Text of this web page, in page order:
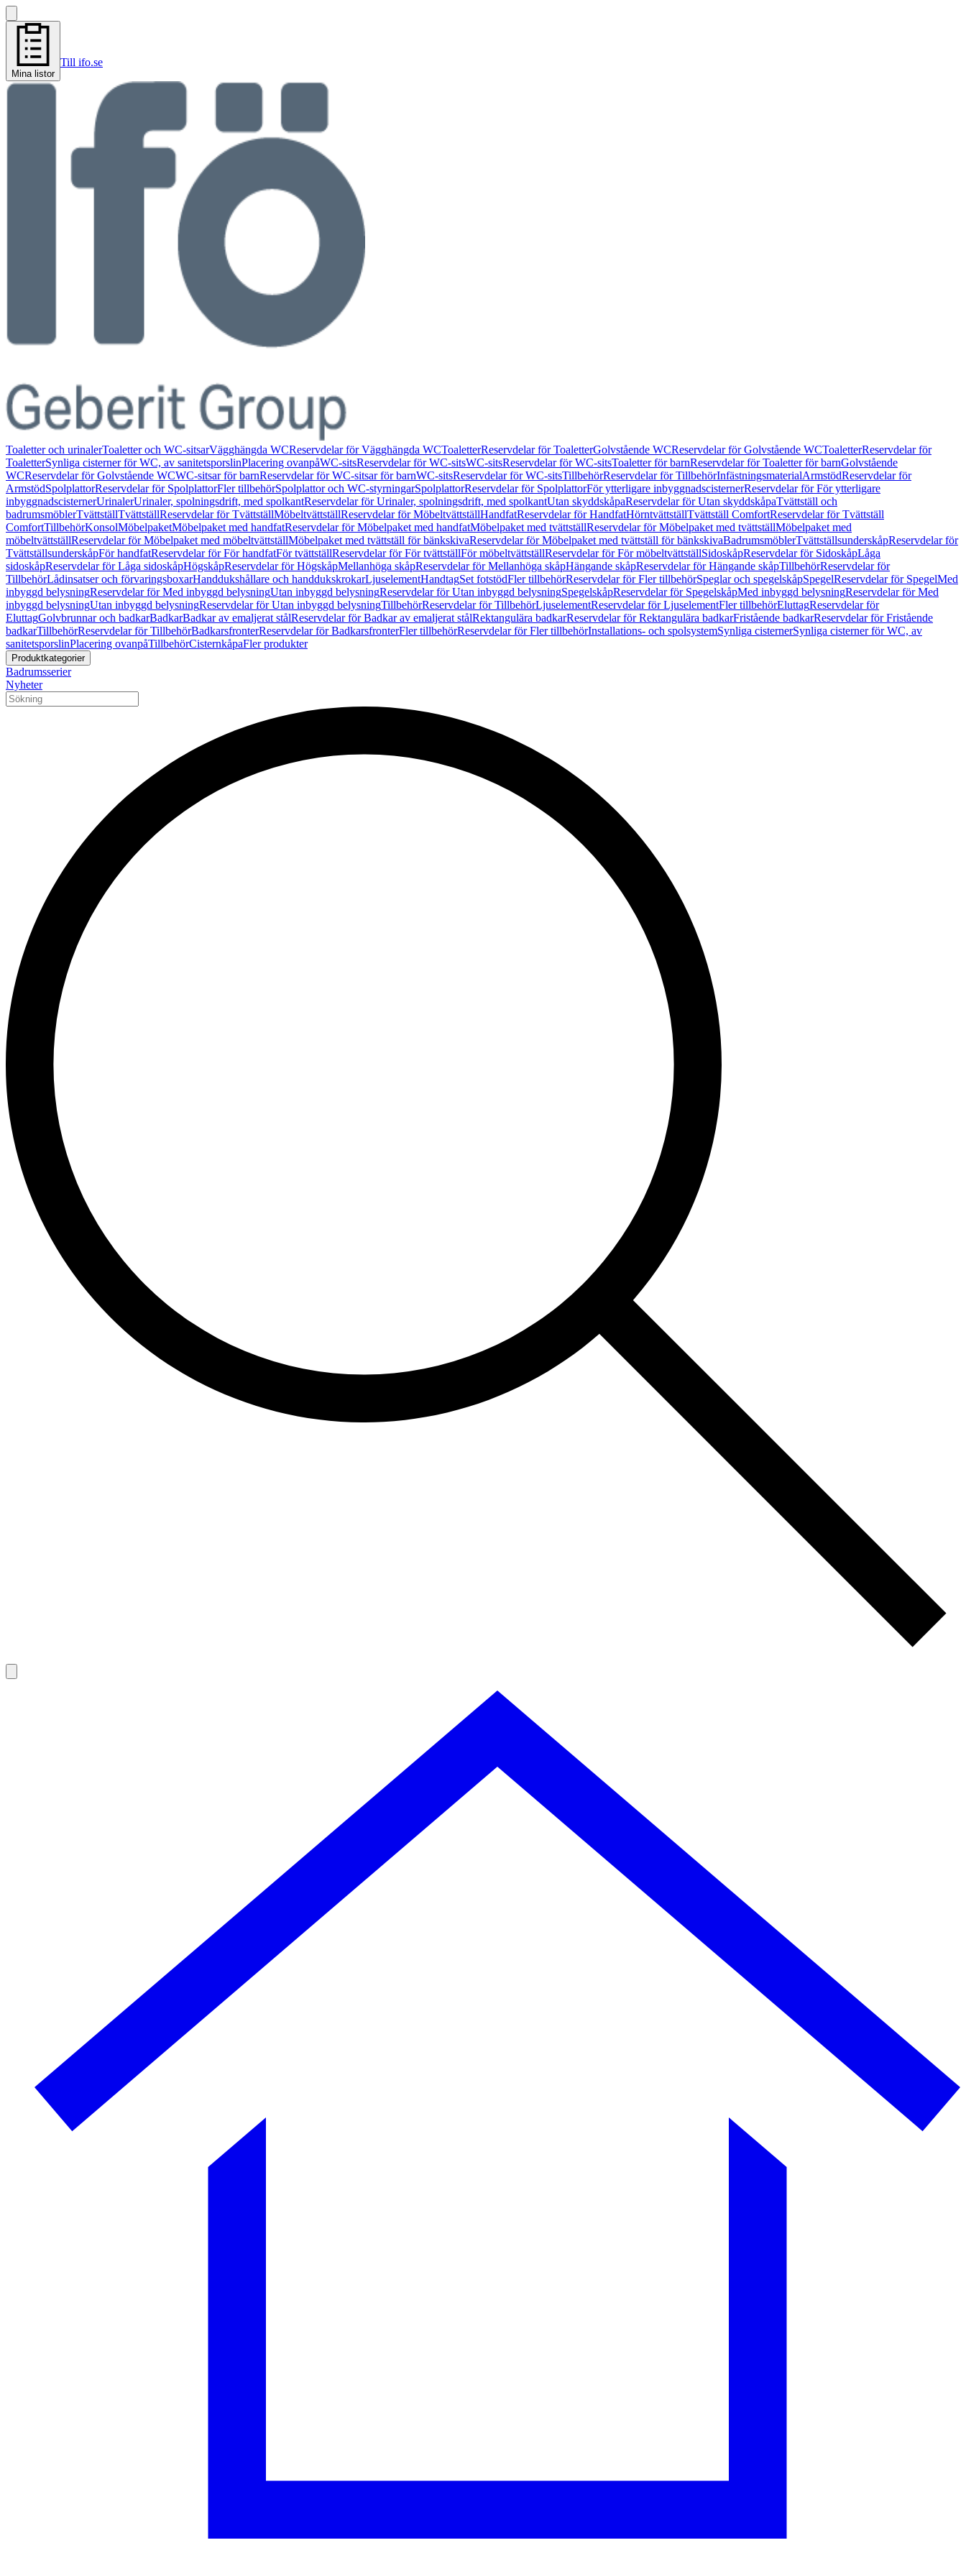
Mina listor
Till ifo.se
Toaletter och urinalerToaletter och WC-sitsarVägghängda WCReservdelar för Vägghängda WCToaletterReservdelar för ToaletterGolvstående WCReservdelar för Golvstående WCToaletterReservdelar för
ToaletterSynliga cisterner för WC, av sanitetsporslinPlacering ovanpåWC-sitsReservdelar för WC-sitsWC-sitsReservdelar för WC-sitsToaletter för barnReservdelar för Toaletter för barnGolvstående
WCReservdelar för Golvstående WCWC-sitsar för barnReservdelar för WC-sitsar för barnWC-sitsReservdelar för WC-sitsTillbehörReservdelar för TillbehörInfästningsmaterialArmstödReservdelar för
ArmstödSpolplattorReservdelar för SpolplattorFler tillbehörSpolplattor och WC-styrningarSpolplattorReservdelar för SpolplattorFör ytterligare inbyggnadscisternerReservdelar för För ytterligare
inbyggnadscisternerUrinalerUrinaler, spolningsdrift, med spolkantReservdelar för Urinaler, spolningsdrift, med spolkantUtan skyddskåpaReservdelar för Utan skyddskåpaTvättställ och
badrumsmöblerTvättställTvättställReservdelar för TvättställMöbeltvättställReservdelar för MöbeltvättställHandfatReservdelar för HandfatHörntvättställTvättställ ComfortReservdelar för Tvättställ
ComfortTillbehörKonsolMöbelpaketMöbelpaket med handfatReservdelar för Möbelpaket med handfatMöbelpaket med tvättställReservdelar för Möbelpaket med tvättställMöbelpaket med
möbeltvättställReservdelar för Möbelpaket med möbeltvättställMöbelpaket med tvättställ för bänkskivaReservdelar för Möbelpaket med tvättställ för bänkskivaBadrumsmöblerTvättställsunderskåpReservdelar för
TvättställsunderskåpFör handfatReservdelar för För handfatFör tvättställReservdelar för För tvättställFör möbeltvättställReservdelar för För möbeltvättställSidoskåpReservdelar för SidoskåpLåga
sidoskåpReservdelar för Låga sidoskåpHögskåpReservdelar för HögskåpMellanhöga skåpReservdelar för Mellanhöga skåpHängande skåpReservdelar för Hängande skåpTillbehörReservdelar för
TillbehörLådinsatser och förvaringsboxarHanddukshållare och handdukskrokarLjuselementHandtagSet fotstödFler tillbehörReservdelar för Fler tillbehörSpeglar och spegelskåpSpegelReservdelar för SpegelMed
inbyggd belysningReservdelar för Med inbyggd belysningUtan inbyggd belysningReservdelar för Utan inbyggd belysningSpegelskåpReservdelar för SpegelskåpMed inbyggd belysningReservdelar för Med
inbyggd belysningUtan inbyggd belysningReservdelar för Utan inbyggd belysningTillbehörReservdelar för TillbehörLjuselementReservdelar för LjuselementFler tillbehörEluttagReservdelar för
EluttagGolvbrunnar och badkarBadkarBadkar av emaljerat stålReservdelar för Badkar av emaljerat stålRektangulära badkarReservdelar för Rektangulära badkarFristående badkarReservdelar för Fristående
badkarTillbehörReservdelar för TillbehörBadkarsfronterReservdelar för BadkarsfronterFler tillbehörReservdelar för Fler tillbehörInstallations- och spolsystemSynliga cisternerSynliga cisterner för WC, av
sanitetsporslinPlacering ovanpåTillbehörCisternkåpaFler produkter
Produktkategorier
Badrumsserier
Nyheter